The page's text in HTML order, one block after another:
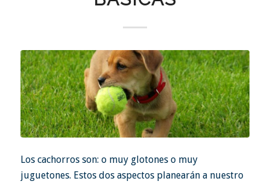
Los cachorros son: o muy glotones o muy
juguetones. Estos dos aspectos planearán a nuestro